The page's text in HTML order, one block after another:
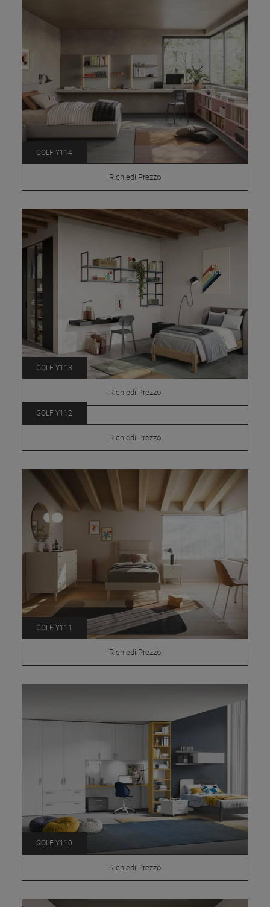
GOLF Y114
Richiedi Prezzo
GOLF Y113
Richiedi Prezzo
GOLF Y112
Richiedi Prezzo
GOLF Y111
Richiedi Prezzo
GOLF Y110
Richiedi Prezzo